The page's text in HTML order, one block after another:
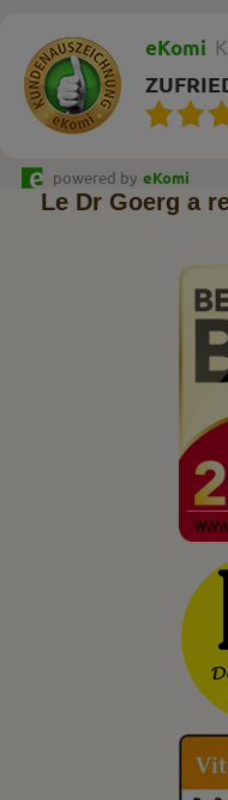
eKomi
powered by eKomi
Le Dr Goerg a